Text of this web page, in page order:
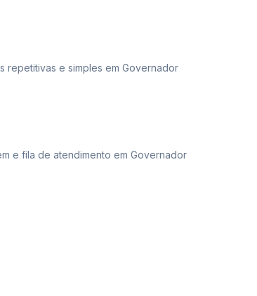
repetitivas e simples em Governador
e fila de atendimento em Governador